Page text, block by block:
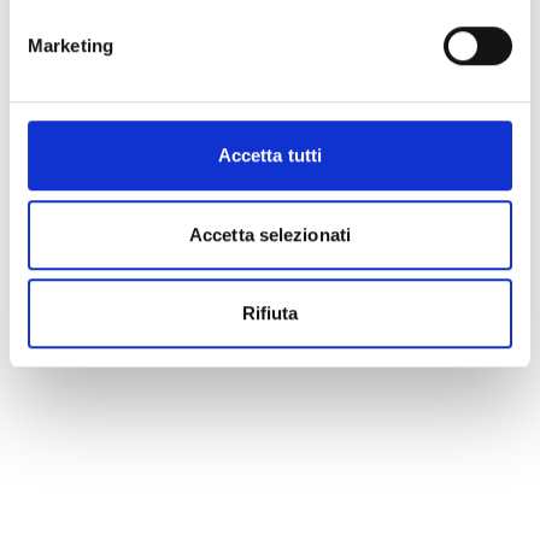
Marketing
Accetta tutti
Accetta selezionati
Rifiuta